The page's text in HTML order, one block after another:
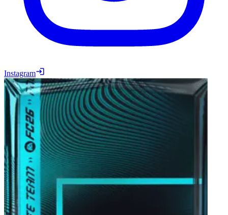
Instagram